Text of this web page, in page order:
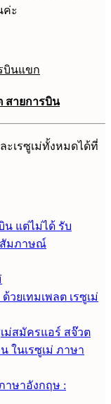
ค่ะ
บินแขก
สายการบิน
ะเรซูเม่ทั้งหมดได้ที่
น แต่ไม่ได้ รับ
สัมภาษณ์
วยเทมเพลต เรซูเม่
ม่สมัครแอร์ สจ๊วต
ในเรซูเม่ ภาษา
าษาอังกฤษ :